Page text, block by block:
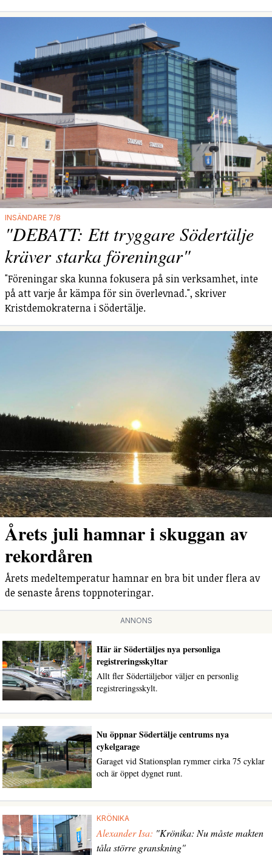
INSÄNDARE 7/8
"DEBATT: Ett tryggare Södertälje
kräver starka föreningar"
"Föreningar ska kunna fokusera på sin verksamhet, inte
på att varje år kämpa för sin överlevnad.", skriver
Kristdemokraterna i Södertälje.
Årets juli hamnar i skuggan av
rekordåren
Årets medeltemperatur hamnar en bra bit under flera av
de senaste årens toppnoteringar.
ANNONS
Här är Södertäljes nya personliga
registreringsskyltar
Allt fler Södertäljebor väljer en personlig
registreringsskylt.
Nu öppnar Södertälje centrums nya
cykelgarage
Garaget vid Stationsplan rymmer cirka 75 cyklar
och är öppet dygnet runt.
KRÖNIKA
Alexander Isa: "Krönika: Nu måste makten
tåla större granskning"